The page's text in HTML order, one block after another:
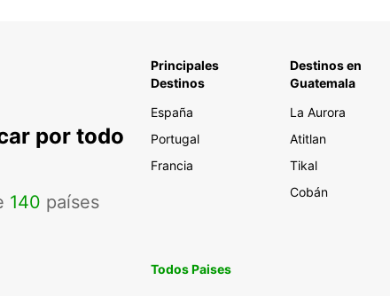
por todo
140 países
Principales
Destinos
España
Portugal
Francia
Destinos en
Guatemala
La Aurora
Atitlan
Tikal
Cobán
Todos Paises